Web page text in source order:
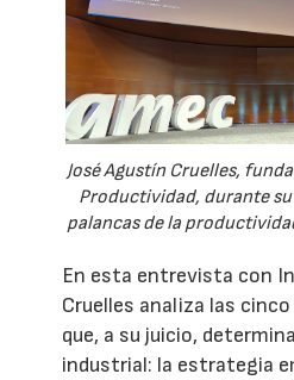
José Agustín Cruelles,
Productividad, durante
palancas de la
En esta entrevista con
Cruelles analiza las
que, a su juicio,
industrial: la estrategia